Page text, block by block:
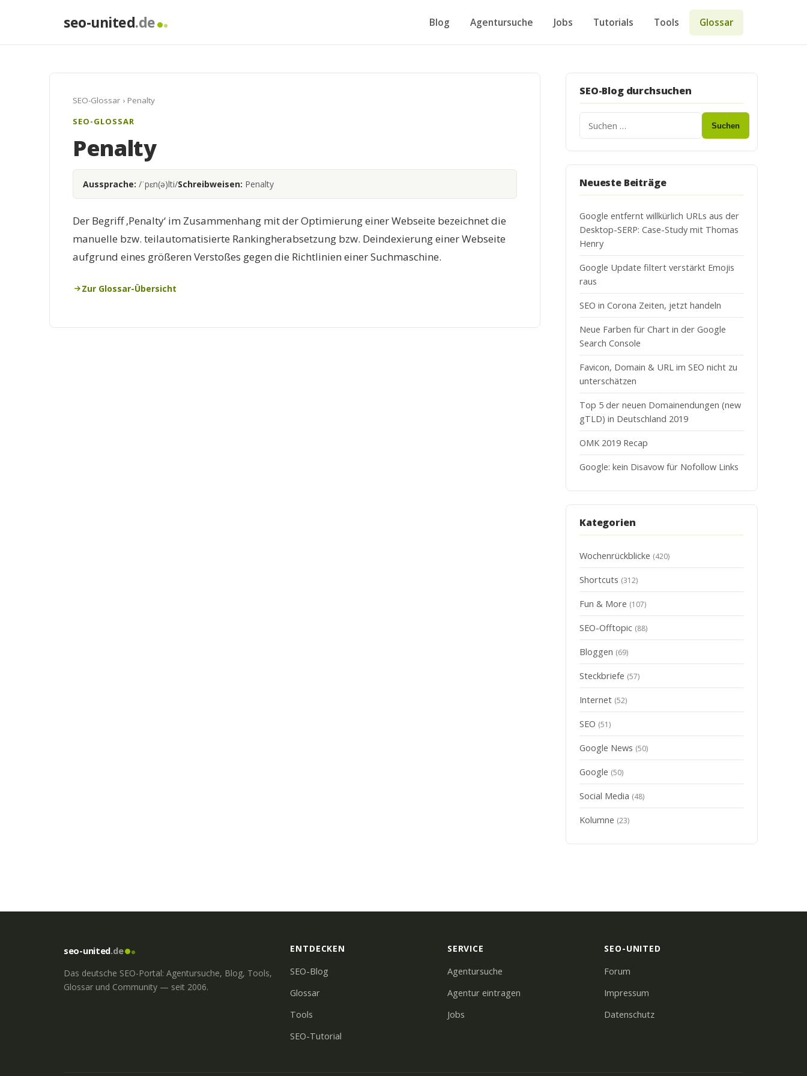
seo-united.de Blog Agentursuche Jobs Tutorials Tools Glossar
SEO-Glossar › Penalty
SEO-GLOSSAR
Penalty
Aussprache: /ˈpɛn(ə)lti/Schreibweisen: Penalty
Der Begriff ‚Penalty‘ im Zusammenhang mit der Optimierung einer Webseite bezeichnet die
manuelle bzw. teilautomatisierte Rankingherabsetzung bzw. Deindexierung einer Webseite
aufgrund eines größeren Verstoßes gegen die Richtlinien einer Suchmaschine.
Zur Glossar-Übersicht
SEO-Blog durchsuchen
Suchen
Neueste Beiträge
Google entfernt willkürlich URLs aus der
Desktop-SERP: Case-Study mit Thomas
Henry
Google Update filtert verstärkt Emojis
raus
SEO in Corona Zeiten, jetzt handeln
Neue Farben für Chart in der Google
Search Console
Favicon, Domain & URL im SEO nicht zu
unterschätzen
Top 5 der neuen Domainendungen (new
gTLD) in Deutschland 2019
OMK 2019 Recap
Google: kein Disavow für Nofollow Links
Kategorien
Wochenrückblicke (420)
Shortcuts (312)
Fun & More (107)
SEO-Offtopic (88)
Bloggen (69)
Steckbriefe (57)
Internet (52)
SEO (51)
Google News (50)
Google (50)
Social Media (48)
Kolumne (23)
seo-united.de
Das deutsche SEO-Portal: Agentursuche, Blog, Tools,
Glossar und Community — seit 2006.
ENTDECKEN
SEO-Blog
Glossar
Tools
SEO-Tutorial
SERVICE
Agentursuche
Agentur eintragen
Jobs
SEO-UNITED
Forum
Impressum
Datenschutz